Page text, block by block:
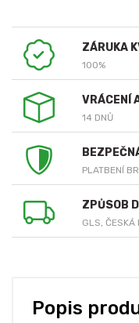
ZÁRUKA
100%
VRÁCENÍ
14 DNŮ
PLATBENÍ
ZPŮSOB
GLS, ČESKÁ
Popis